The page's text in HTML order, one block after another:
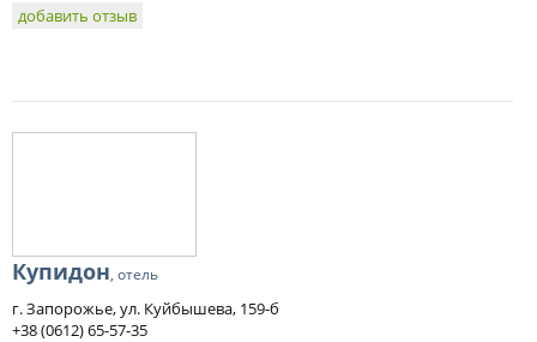
добавить отзыв
Купидон, отель
г. Запорожье, ул. Куйбышева, 159-б
+38 (0612) 65-57-35